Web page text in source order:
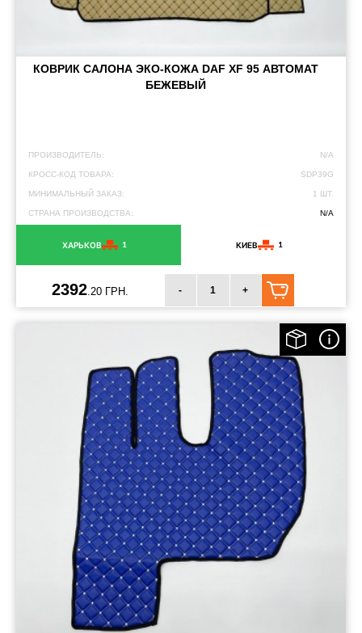
КОВРИК САЛОНА ЭКО-КОЖА DAF XF 95 АВТОМАТ
БЕЖЕВЫЙ
ПРОИЗВОДИТЕЛЬ: N/A
КРОСС-КОД ТОВАРА: SDP39G
МИНИМАЛЬНЫЙ ЗАКАЗ: 1 ШТ.
СТРАНА ПРОИЗВОДСТВА: N/A
ХАРЬКОВ 1 КИЕВ 1
2392 .20 ГРН. - +